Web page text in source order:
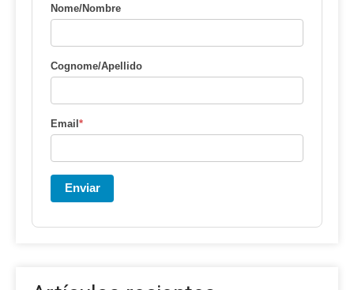
Nome/Nombre
Cognome/Apellido
Email*
Enviar